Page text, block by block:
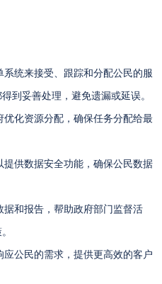
系统来接受、跟踪和分配公民的服
到妥善处理，避免遗漏或延误。
优化资源分配，确保任务分配给最
提供数据安全功能，确保公民数据
据和报告，帮助政府部门监督活
应公民的需求，提供更高效的客户